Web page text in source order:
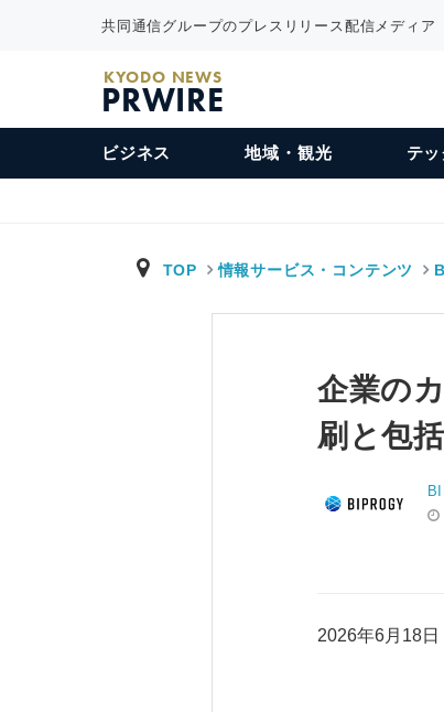
共同通信グループのプレスリリース配信メディア
KYODO NEWS
PRWIRE
ビジネス 地域・観光 テッ
TOP 情報サービス・コンテンツ
企業の
刷と包
2026年6月18日